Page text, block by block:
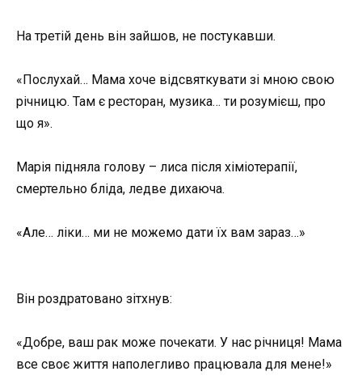
На третій день він зайшов, не постукавши.
«Послухай… Мама хоче відсвяткувати зі мною свою
річницю. Там є ресторан, музика… ти розумієш, про
що я».
Марія підняла голову – лиса після хіміотерапії,
смертельно бліда, ледве дихаюча.
«Але… ліки… ми не можемо дати їх вам зараз…»
Він роздратовано зітхнув:
«Добре, ваш рак може почекати. У нас річниця! Мама
все своє життя наполегливо працювала для мене!»